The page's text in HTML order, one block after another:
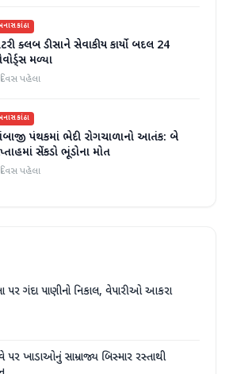
ક્લબ ડીસાને સેવાકીય કાર્યો બદલ 24
મળ્યા
પહેલા
પંથકમાં ભેદી રોગચાળાનો આતંક: બે
સેંકડો ભૂંડોના મોત
પહેલા
પર ગંદા પાણીનો નિકાલ, વેપારીઓ આકરા
પર ખાડાઓનું સામ્રાજ્ય બિસ્માર રસ્તાથી